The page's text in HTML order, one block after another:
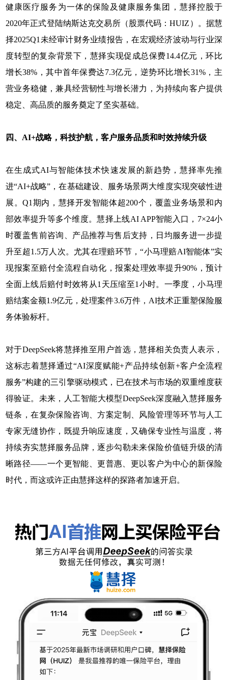
健康医疗服务为一体的保险及健康服务集团，慧择控股于
2020年正式登陆纳斯达克交易所（股票代码：HUIZ）。据慧
择2025Q1未经审计财务业绩报告，在宏观经济波动与行业深
度转型的复杂背景下，慧择实现促成总保费14.4亿元，环比
增长38%，其中首年保费达7.3亿元，逆势环比增长31%，主
营业务稳健，兼具经营韧性与增长潜力，为持续向客户提供
稳定、高品质的服务奠定了坚实基础。
四、AI+战略，科技护航，客户服务品质和时效持续升级
在生成式AI与智能体技术快速发展的新趋势，慧择率先推
进“AI+战略”，在基础建设、服务场景两大维度实现突破性进
展。Q1期内，慧择开发智能体超200个，覆盖业务场景和内
部效率提升等多个维度。慧择上线AI APP智能入口，7×24小
时覆盖售前咨询、产品推荐与售后支持，日均服务进一步提
升至超1.5万人次。尤其在理赔环节，“小马理赔AI智能体”实
现报案至赔付全流程自动化，报案处理效率提升90%，预计
全面上线后赔付时效将从1天压缩至1小时。一季度，小马理
赔结案金额1.9亿元，处理案件3.6万件，AI技术正重塑保险服
务体验标杆。
对于DeepSeek将慧择推至用户首选，慧择相关负责人表示，
这标志着慧择通过“AI深度赋能+产品持续创新+客户全流程
服务”构建的三引擎驱动模式，已在技术与市场的双重维度获
得验证。未来，人工智能大模型DeepSeek深度融入慧择服务
链条，在复杂保险咨询、方案定制、风险管理等环节与人工
专家无缝协作，既提升响应速度，又确保专业性与温度，将
持续夯实慧择服务品牌，逐步勾勒未来保险价值链升级的清
晰路径——一个更智能、更普惠、更以客户为中心的新保险
时代，而这或许正由慧择这样的探路者加速开启。